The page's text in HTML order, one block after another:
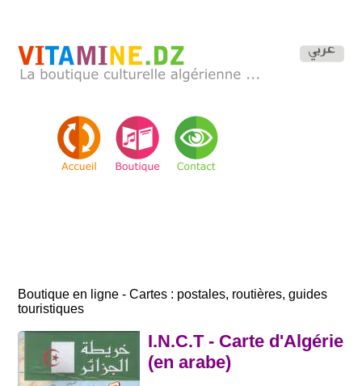
Boutique en ligne - Cartes : postales, routières, guides
touristiques
I.N.C.T - Carte d'Algérie
(en arabe)